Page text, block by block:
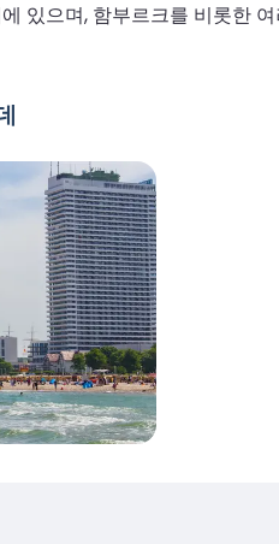
있으며, 함부르크를 비롯한